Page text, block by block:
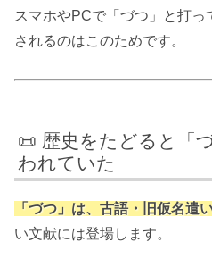
スマホやPCで「づつ」と打
されるのはこのためです。
📜 歴史をたどると「
われていた
「づつ」は、 古語・旧仮名遣
い文献には登場します。